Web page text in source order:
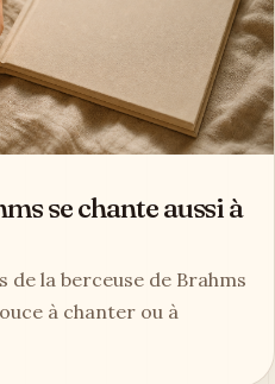
se chante aussi à
de la berceuse de Brahms
à chanter ou à